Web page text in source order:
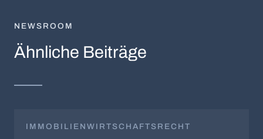
NEWSROOM
Ähnliche Beiträge
IMMOBILIENWIRTSCHAFTSRECHT